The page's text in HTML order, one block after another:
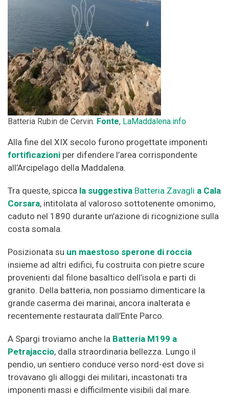
Batteria Rubin de Cervin. Fonte, LaMaddalena.info
Alla fine del XIX secolo furono progettate imponenti
fortificazioni per difendere l’area corrispondente
all’Arcipelago della Maddalena.
Tra queste, spicca la suggestiva Batteria Zavagli a Cala
Corsara, intitolata al valoroso sottotenente omonimo,
caduto nel 1890 durante un’azione di ricognizione sulla
costa somala.
Posizionata su un maestoso sperone di roccia
insieme ad altri edifici, fu costruita con pietre scure
provenienti dal filone basaltico dell’isola e parti di
granito. Della batteria, non possiamo dimenticare la
grande caserma dei marinai, ancora inalterata e
recentemente restaurata dall’Ente Parco.
A Spargi troviamo anche la Batteria M199 a
Petrajaccio, dalla straordinaria bellezza. Lungo il
pendio, un sentiero conduce verso nord-est dove si
trovavano gli alloggi dei militari, incastonati tra
imponenti massi e difficilmente visibili dal mare.